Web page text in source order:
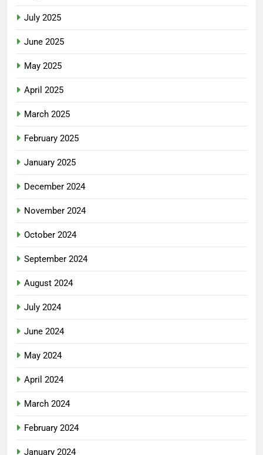
July 2025
June 2025
May 2025
April 2025
March 2025
February 2025
January 2025
December 2024
November 2024
October 2024
September 2024
August 2024
July 2024
June 2024
May 2024
April 2024
March 2024
February 2024
January 2024